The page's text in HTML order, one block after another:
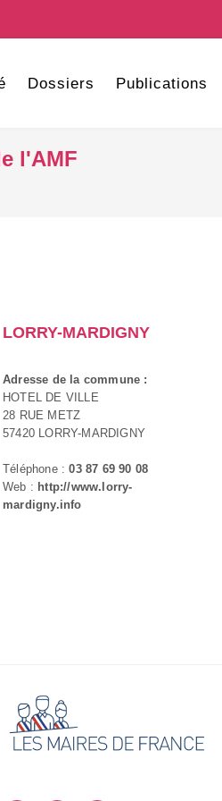
Dossiers Publications
l'AMF
LORRY-MARDIGNY
Adresse de la commune :
HOTEL DE VILLE
28 RUE METZ
57420 LORRY-MARDIGNY
Téléphone :03 87 69 90 08
Web : http://www.lorry-
mardigny.info